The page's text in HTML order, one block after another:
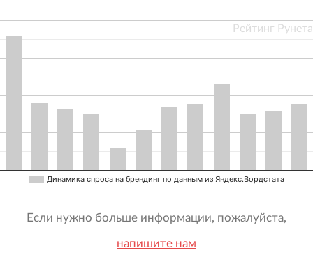
Динамика спроса на брендинг по данным из Яндекс.Вордстата
Рейтинг Рунета
Если нужно больше информации, пожалуйста,
напишите нам